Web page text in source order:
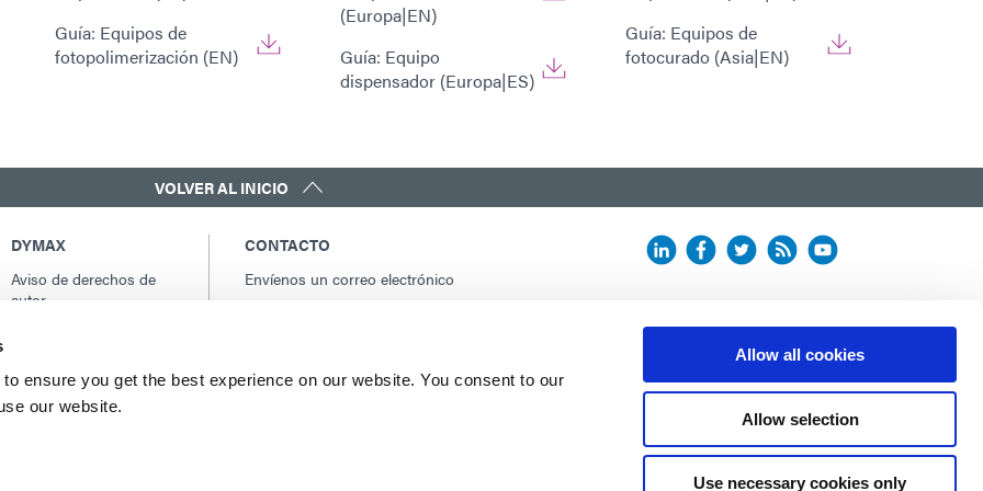
ensure you get the best experience on our website. You consent to our
our website.
Allow all cookies
Allow selection
Use necessary cookies only
Guía: Equipos de
fotopolimerización (EN)
(Europa|EN)
Guía: Equipo
dispensador (Europa|ES)
Guía: Equipos de
fotocurado (Asia|EN)
VOLVER AL INICIO
DYMAX
Aviso de derechos de
autor
Términos y condiciones
de compra
CONTACTO
Envíenos un correo electrónico